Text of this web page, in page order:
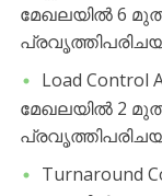
മേഖലയിൽ 6
​Load
മേഖലയിൽ 2
​Turnaround